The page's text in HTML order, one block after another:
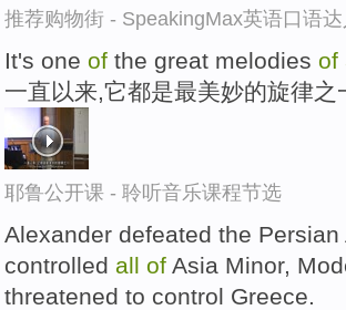
推荐购物街 - SpeakingMax英语口语
It's one of the great melodies of
一直以来,它都是最美妙的旋律之
耶鲁公开课 - 聆听音乐课程节选
Alexander defeated the
controlled all of Asia Minor,
threatened to control Greece.